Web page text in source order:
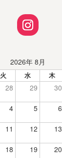
2026年 8月
火 水 木
28 29 30
4 5 6
11 12 13
18 19 20